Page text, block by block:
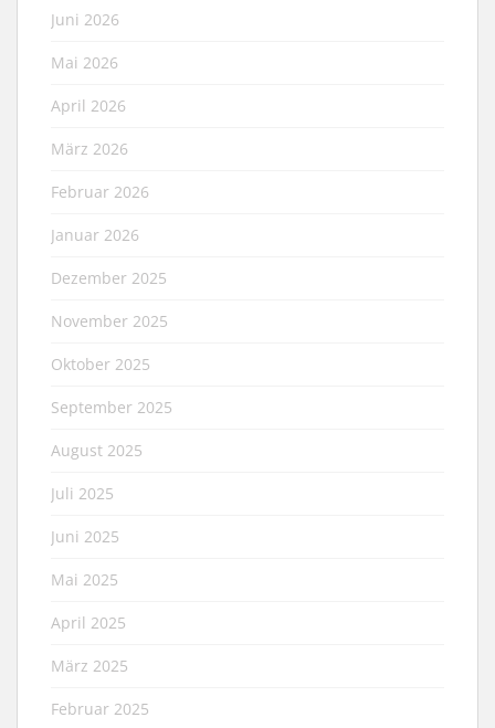
Juni 2026
Mai 2026
April 2026
März 2026
Februar 2026
Januar 2026
Dezember 2025
November 2025
Oktober 2025
September 2025
August 2025
Juli 2025
Juni 2025
Mai 2025
April 2025
März 2025
Februar 2025